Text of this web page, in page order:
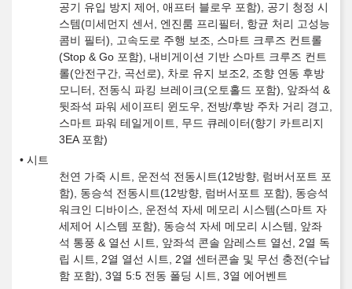
공기 유입 방지 제어, 애프터 블로우 포함), 공기 청정 시
스템(미세먼지 센서, 엔진룸 프리필터, 항균 처리 고성능
콤비 필터), 고속도로 주행 보조, 스마트 크루즈 컨트롤
(Stop & Go 포함), 내비게이션 기반 스마트 크루즈 컨트
롤(안전구간, 곡선로), 차로 유지 보조2, 조향 연동 후방
모니터, 전동식 파킹 브레이크(오토홀드 포함), 앞좌석 &
뒷좌석 파워 세이프티 윈도우, 전방/후방 주차 거리 경고,
스마트 파워 테일게이트, 무드 큐레이터(향기 카트리지
3EA 포함)
시트
천연 가죽 시트, 운전석 전동시트(12방향, 럼버서포트 포
함), 동승석 전동시트(12방향, 럼버서포트 포함), 동승석
워크인 디바이스, 운전석 자세 메모리 시스템(스마트 자
세제어 시스템 포함), 동승석 자세 메모리 시스템, 앞좌
석 통풍 & 열선 시트, 앞좌석 콘솔 암레스트 열선, 2열 독
립 시트, 2열 열선 시트, 2열 센터콘솔 및 무선 충전(수납
함 포함), 3열 5:5 전동 폴딩 시트, 3열 에어벤트